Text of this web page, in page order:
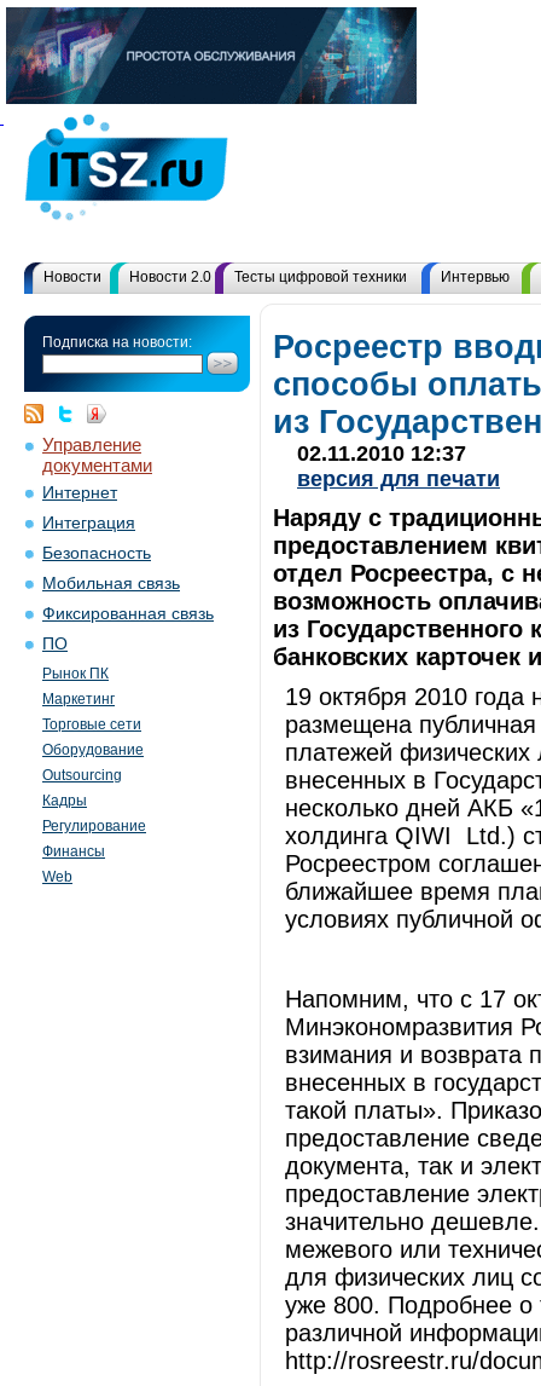
Новости Новости 2.0 Тесты цифровой техники Интервью
Подписка на новости:
Управление
документами
Интернет
Интеграция
Безопасность
Мобильная связь
Фиксированная связь
ПО
Рынок ПК
Маркетинг
Торговые сети
Оборудование
Outsourcing
Кадры
Регулирование
Финансы
Web
Росреестр
способы
из
02.11.2010 12:37
версия для печати
Наряду с
предоставлением
отдел Росреестра, с
возможность
из
банковских карточек
19 октября 2010
размещена
платежей
внесенных в
несколько дней АКБ
холдинга QIWI Ltd.)
Росреестром
ближайшее время
условиях публичной
Напомним, что с 17
Минэкономразвития
взимания и возврата
внесенных в
такой платы».
предоставление
документа, так и
предоставление
значительно
межевого или
для физических лиц
уже 800. Подробнее о
различной
http://rosreestr.ru/